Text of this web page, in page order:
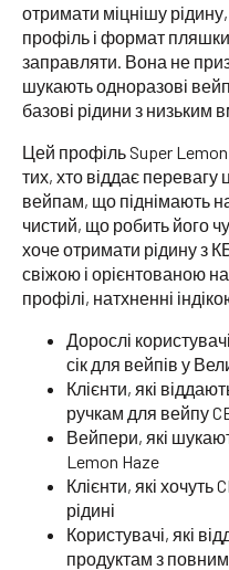
отримати міцнішу
профіль і формат
заправляти. Вона не
шукають одноразові
базові рідини з низьким
Цей профіль Super
тих, хто віддає
вейпам, що піднімають
чистий, що робить його
хоче отримати рідину з
свіжою і орієнтованою
профілі, натхненні
Дорослі
сік для вейпів у
Клієнти, які
ручкам для вейпу
Вейпери, які
Lemon Haze
Клієнти, які хочуть
рідині
Користувачі, які
продуктам з